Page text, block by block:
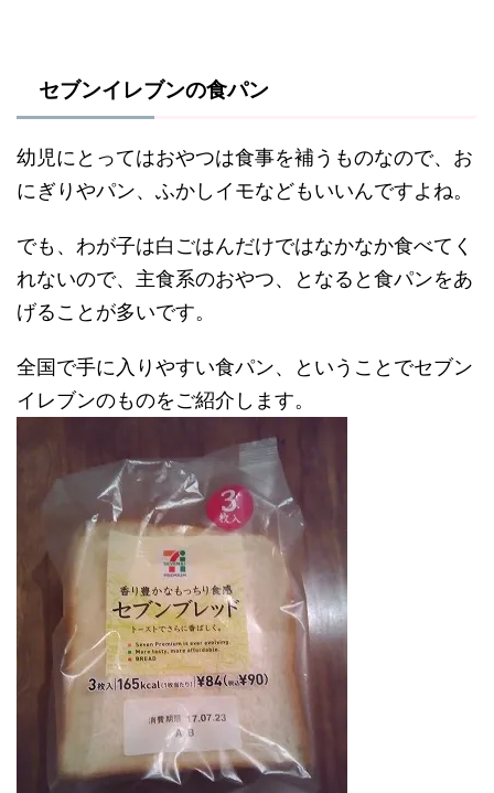
セブンイレブンの食パン
幼児にとってはおやつは食事を補うものなので、お
にぎりやパン、ふかしイモなどもいいんですよね。
でも、わが子は白ごはんだけではなかなか食べてく
れないので、主食系のおやつ、となると食パンをあ
げることが多いです。
全国で手に入りやすい食パン、ということでセブン
イレブンのものをご紹介します。